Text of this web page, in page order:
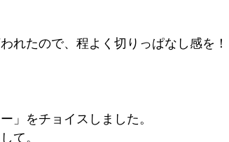
れたので、程よく切りっぱなし感を！
」をチョイスしました。
て。